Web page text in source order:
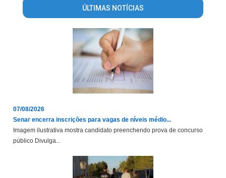
ÚLTIMAS NOTÍCIAS
07/08/2026
Senar encerra inscrições para vagas de níveis médio...
Imagem ilustrativa mostra candidato preenchendo prova de concurso
público Divulga...